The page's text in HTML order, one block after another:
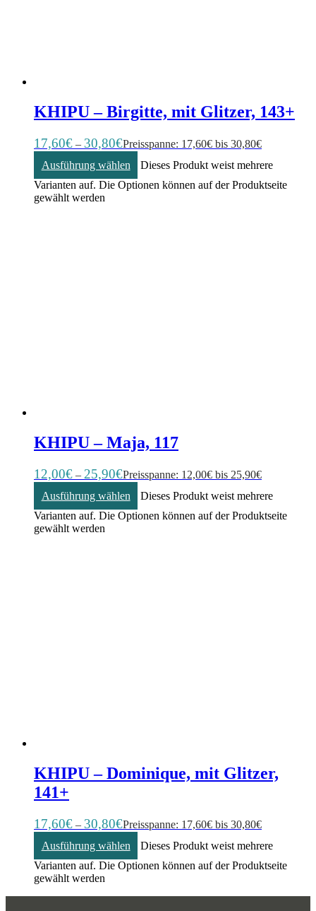
KHIPU – Birgitte, mit Glitzer, 143+
17,60€ – 30,80€Preisspanne: 17,60€ bis 30,80€
Ausführung wählen
Dieses Produkt weist mehrere
Varianten auf. Die Optionen können auf der Produktseite
gewählt werden
KHIPU – Maja, 117
12,00€ – 25,90€Preisspanne: 12,00€ bis 25,90€
Ausführung wählen
Dieses Produkt weist mehrere
Varianten auf. Die Optionen können auf der Produktseite
gewählt werden
KHIPU – Dominique, mit Glitzer,
141+
17,60€ – 30,80€Preisspanne: 17,60€ bis 30,80€
Ausführung wählen
Dieses Produkt weist mehrere
Varianten auf. Die Optionen können auf der Produktseite
gewählt werden